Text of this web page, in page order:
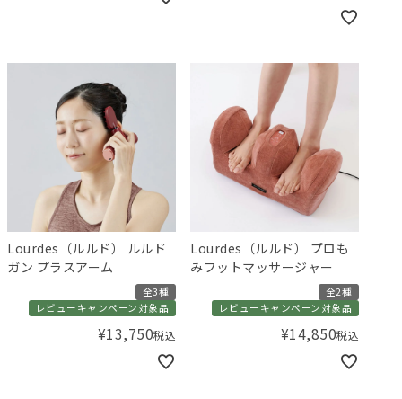
Lourdes（ルルド） ルルド
ガン プラスアーム
全3種
レビューキャンペーン対象品
¥13,750税込
Lourdes（ルルド） プロも
みフットマッサージャー
全2種
レビューキャンペーン対象品
¥14,850税込